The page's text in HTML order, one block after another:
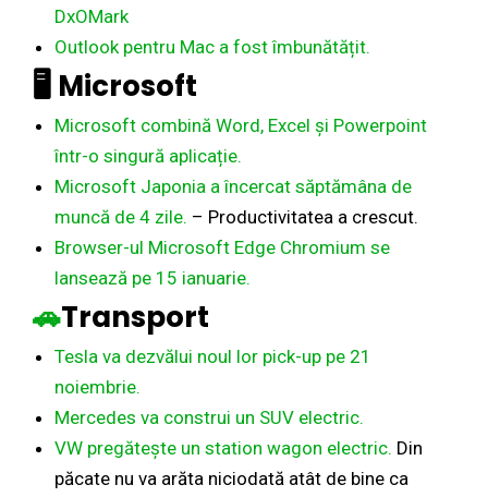
DxOMark
Outlook pentru Mac a fost îmbunătățit.
🖥️ Microsoft
Microsoft combină Word, Excel și Powerpoint
într-o singură aplicație.
Microsoft Japonia a încercat săptămâna de
muncă de 4 zile. – Productivitatea a crescut.
Browser-ul Microsoft Edge Chromium se
lansează pe 15 ianuarie.
🚗Transport
Tesla va dezvălui noul lor pick-up pe 21
noiembrie.
Mercedes va construi un SUV electric.
VW pregătește un station wagon electric. Din
păcate nu va arăta niciodată atât de bine ca